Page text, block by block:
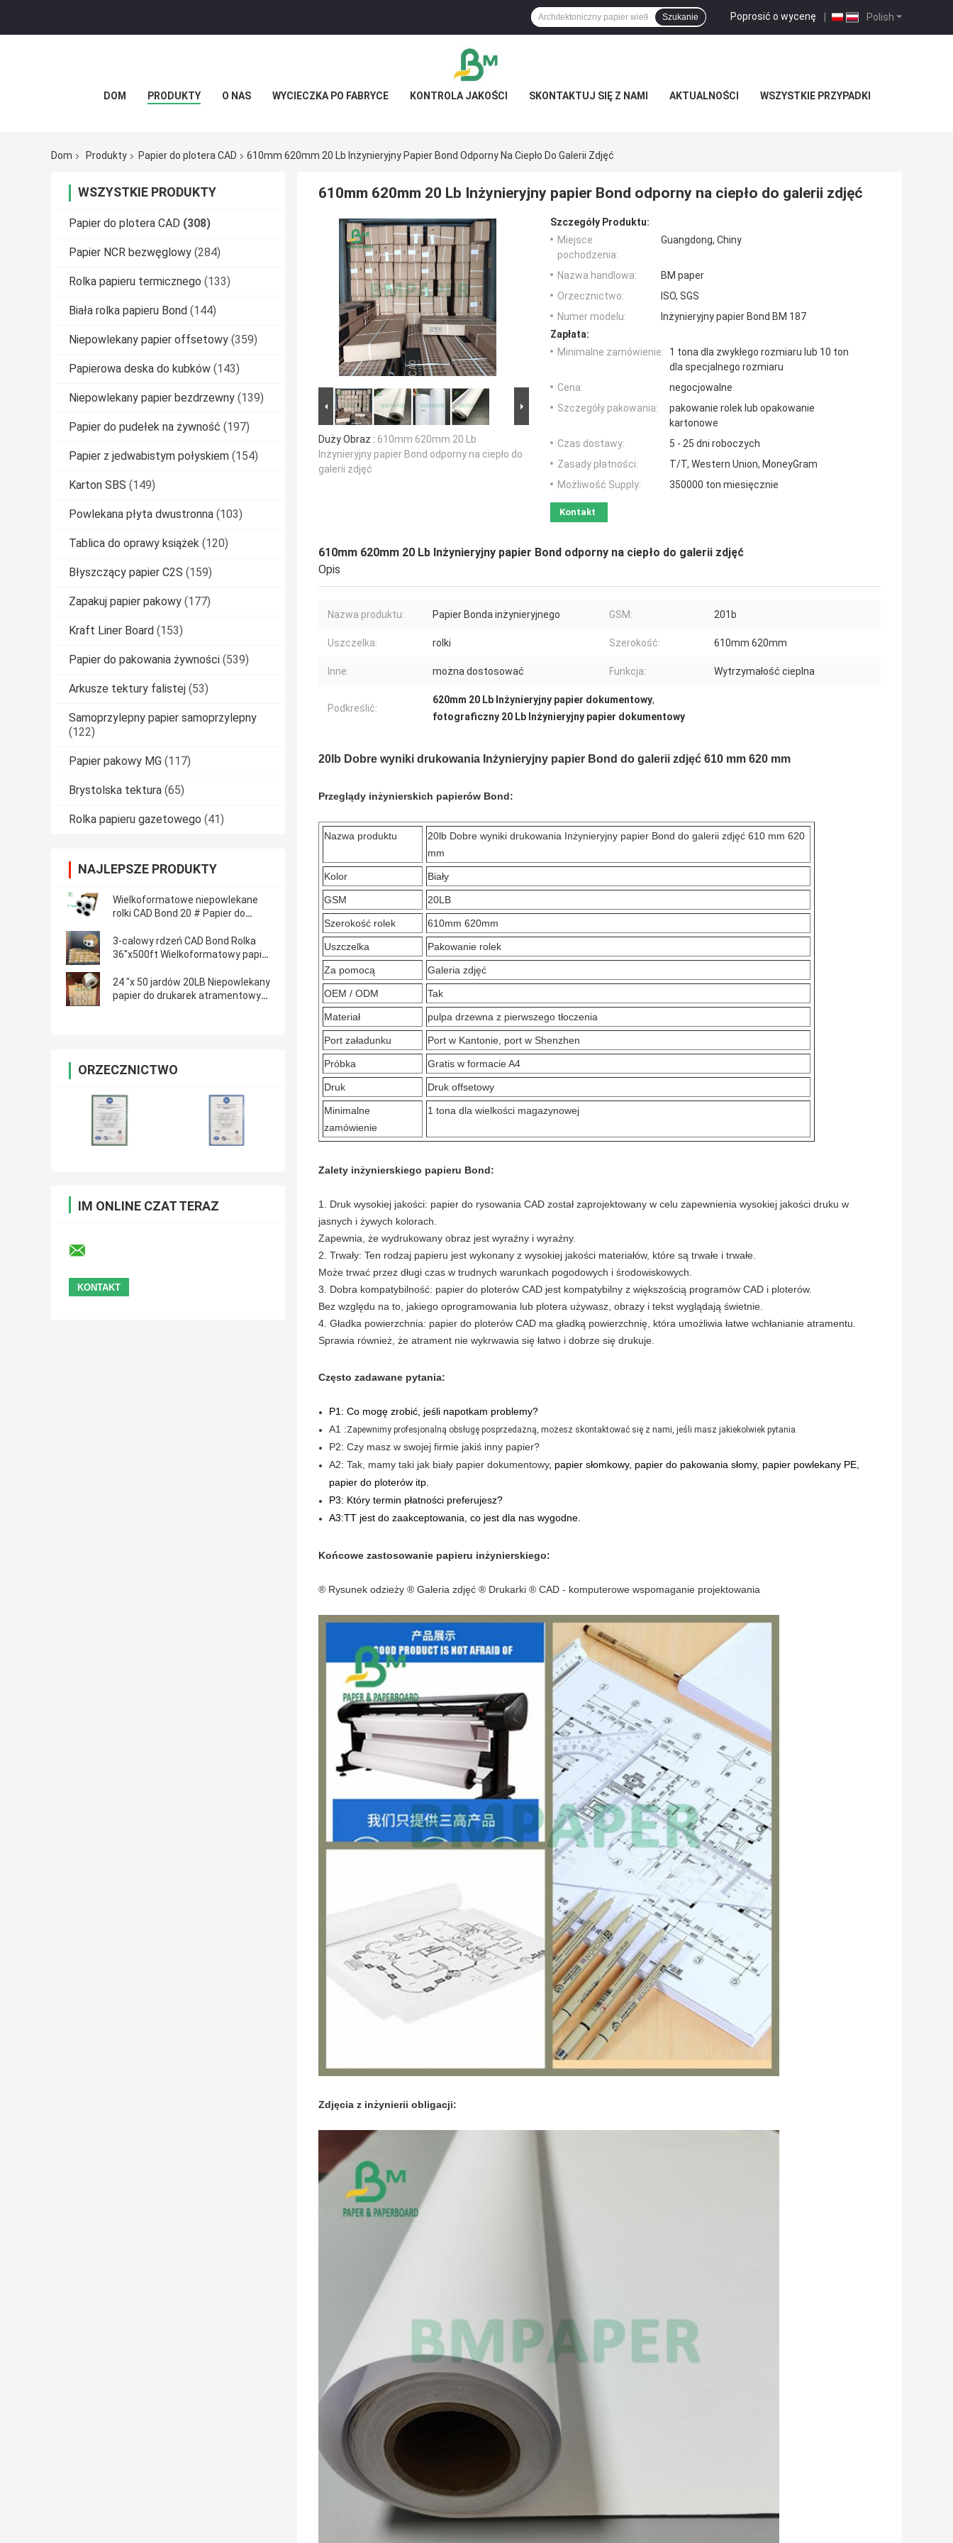
Polish
Poprosić o wycenę |
Szukanie
DOM PRODUKTY O NAS WYCIECZKA PO FABRYCE KONTROLA JAKOŚCI SKONTAKTUJ SIĘ Z NAMI AKTUALNOŚCI WSZYSTKIE PRZYPADKI
Dom Produkty Papier do plotera CAD 610mm 620mm 20 Lb Inżynieryjny Papier Bond Odporny Na Ciepło Do Galerii Zdjęć
WSZYSTKIE PRODUKTY
Papier do plotera CAD (308)
Papier NCR bezwęglowy (284)
Rolka papieru termicznego (133)
Biała rolka papieru Bond (144)
Niepowlekany papier offsetowy (359)
Papierowa deska do kubków (143)
Niepowlekany papier bezdrzewny (139)
Papier do pudełek na żywność (197)
Papier z jedwabistym połyskiem (154)
Karton SBS (149)
Powlekana płyta dwustronna (103)
Tablica do oprawy książek (120)
Błyszczący papier C2S (159)
Zapakuj papier pakowy (177)
Kraft Liner Board (153)
Papier do pakowania żywności (539)
Arkusze tektury falistej (53)
Samoprzylepny papier samoprzylepny
(122)
Papier pakowy MG (117)
Brystolska tektura (65)
Rolka papieru gazetowego (41)
NAJLEPSZE PRODUKTY
Wielkoformatowe niepowlekane
rolki CAD Bond 20 # Papier do
3-calowy rdzeń CAD Bond Rolka
36''x500ft Wielkoformatowy papier
24 "x 50 jardów 20LB Niepowlekany
papier do drukarek atramentowych
ORZECZNICTWO
IM ONLINE CZAT TERAZ
610mm 620mm 20 Lb Inżynieryjny papier Bond odporny na ciepło do galerii zdjęć
Duży Obraz : 610mm 620mm 20 Lb
Inżynieryjny papier Bond odporny na ciepło do
galerii zdjęć
Szczegóły Produktu:
Miejsce
pochodzenia:
Guangdong, Chiny
Nazwa handlowa:
BM paper
Orzecznictwo:
ISO, SGS
Numer modelu:
Inżynieryjny papier Bond BM 187
Zapłata:
Minimalne zamówienie:
1 tona dla zwykłego rozmiaru lub 10 ton
dla specjalnego rozmiaru
Cena:
negocjowalne
Szczegóły pakowania:
pakowanie rolek lub opakowanie
kartonowe
Czas dostawy:
5 - 25 dni roboczych
Zasady płatności:
T/T, Western Union, MoneyGram
Możliwość Supply:
350000 ton miesięcznie
Kontakt
610mm 620mm 20 Lb Inżynieryjny papier Bond odporny na ciepło do galerii zdjęć
Opis
Nazwa produktu: Papier Bonda inżynieryjnego GSM: 201b
Uszczelka: rolki Szerokość: 610mm 620mm
Inne: można dostosować Funkcja: Wytrzymałość cieplna
Podkreślić:
620mm 20 Lb Inżynieryjny papier dokumentowy,
fotograficzny 20 Lb Inżynieryjny papier dokumentowy
20lb Dobre wyniki drukowania Inżynieryjny papier Bond do galerii zdjęć 610 mm 620 mm
Przeglądy inżynierskich papierów Bond:
Nazwa produktu
20lb Dobre wyniki drukowania Inżynieryjny papier Bond do galerii zdjęć 610 mm 620
mm
Kolor Biały
GSM 20LB
Szerokość rolek 610mm 620mm
Uszczelka Pakowanie rolek
Za pomocą Galeria zdjęć
OEM / ODM Tak
Materiał pulpa drzewna z pierwszego tłoczenia
Port załadunku Port w Kantonie, port w Shenzhen
Próbka Gratis w formacie A4
Druk Druk offsetowy
Minimalne
zamówienie
1 tona dla wielkości magazynowej
Zalety inżynierskiego papieru Bond:
1. Druk wysokiej jakości: papier do rysowania CAD został zaprojektowany w celu zapewnienia wysokiej jakości druku w
jasnych i żywych kolorach.
Zapewnia, że ​​wydrukowany obraz jest wyraźny i wyraźny.
2. Trwały: Ten rodzaj papieru jest wykonany z wysokiej jakości materiałów, które są trwałe i trwałe.
Może trwać przez długi czas w trudnych warunkach pogodowych i środowiskowych.
3. Dobra kompatybilność: papier do ploterów CAD jest kompatybilny z większością programów CAD i ploterów.
Bez względu na to, jakiego oprogramowania lub plotera używasz, obrazy i tekst wyglądają świetnie.
4. Gładka powierzchnia: papier do ploterów CAD ma gładką powierzchnię, która umożliwia łatwe wchłanianie atramentu.
Sprawia również, że atrament nie wykrwawia się łatwo i dobrze się drukuje.
Często zadawane pytania:
P1: Co mogę zrobić, jeśli napotkam problemy?
A1 :Zapewnimy profesjonalną obsługę posprzedażną, możesz skontaktować się z nami, jeśli masz jakiekolwiek pytania.
P2: Czy masz w swojej firmie jakiś inny papier?
A2: Tak, mamy taki jak biały papier dokumentowy, papier słomkowy, papier do pakowania słomy, papier powlekany PE,
papier do ploterów itp.
P3: Który termin płatności preferujesz?
A3:TT jest do zaakceptowania, co jest dla nas wygodne.
Końcowe zastosowanie papieru inżynierskiego:
® Rysunek odzieży ® Galeria zdjęć ® Drukarki ® CAD - komputerowe wspomaganie projektowania
Zdjęcia z inżynierii obligacji: